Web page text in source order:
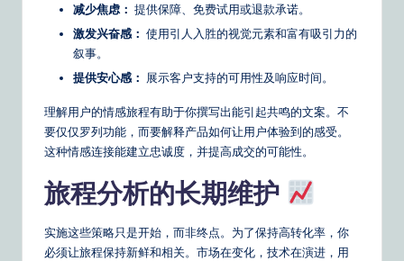
减少焦虑： 提供保障、免费试用或退款承诺。
激发兴奋感： 使用引人入胜的视觉元素和富有吸引力的
叙事。
提供安心感：
展示客户支持的可用性及响应时间。
理解用户的情感旅程有助于你撰写出能引起共鸣的文案。不
要仅仅罗列功能，而要解释产品如何让用户体验到的感受。
这种情感连接能建立忠诚度，并提高成交的可能性。
旅程分析的长期维护
实施这些策略只是开始，而非终点。为了保持高转化率，你
必须让旅程保持新鲜和相关。市场在变化，技术在演进，用